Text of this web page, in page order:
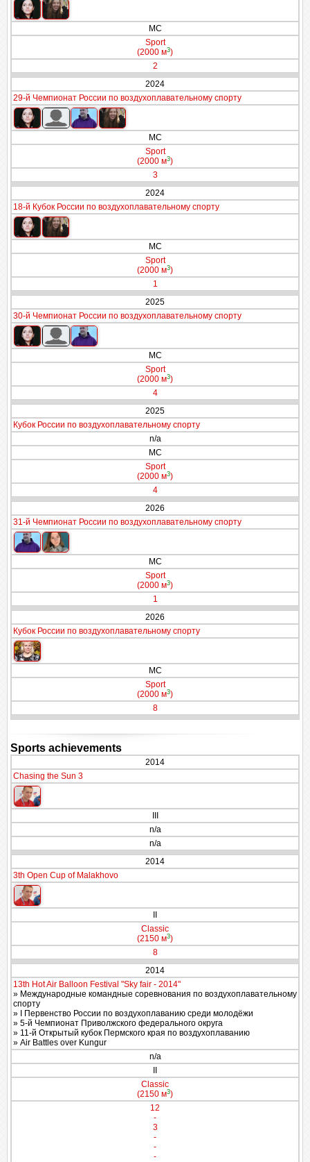
МС
Sport
(2000 м3)
2
2024
29-й Чемпионат России по воздухоплавательному спорту
МС
Sport
(2000 м3)
3
2024
18-й Кубок России по воздухоплавательному спорту
МС
Sport
(2000 м3)
1
2025
30-й Чемпионат России по воздухоплавательному спорту
МС
Sport
(2000 м3)
4
2025
Кубок России по воздухоплавательному спорту
n/a
МС
Sport
(2000 м3)
4
2026
31-й Чемпионат России по воздухоплавательному спорту
МС
Sport
(2000 м3)
1
2026
Кубок России по воздухоплавательному спорту
МС
Sport
(2000 м3)
8
Sports achievements
2014
Chasing the Sun 3
n/a
n/a
2014
3th Open Cup of Malakhovo
Classic
(2150 м3)
8
2014
13th Hot Air Balloon Festival "Sky fair - 2014"
» Международные командные соревнования по воздухоплавательному
спорту
» I Первенство России по воздухоплаванию среди молодёжи
» 5-й Чемпионат Приволжского федерального округа
» 11-й Открытый кубок Пермского края по воздухоплаванию
» Air Battles over Kungur
n/a
Classic
(2150 м3)
12
-
3
-
-
-